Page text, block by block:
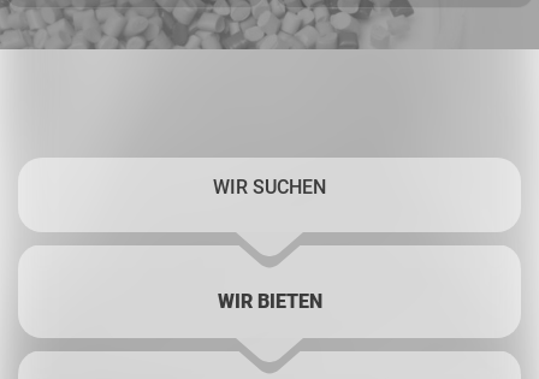
WIR SUCHEN
WIR BIETEN